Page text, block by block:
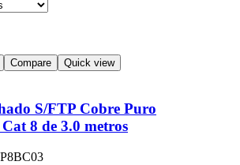
Compare Quick view
S/FTP Cobre Puro
8 de 3.0 metros